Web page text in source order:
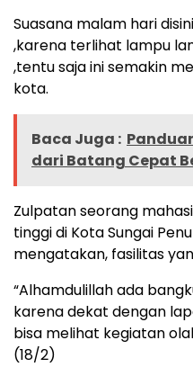
Suasana malam hari
,karena terlihat lampu
,tentu saja ini semakin
kota.
Baca Juga :
dari Batang Cepat
Zulpatan seorang
tinggi di Kota Sungai
mengatakan, fasilitas
“Alhamdulillah ada
karena dekat dengan
bisa melihat kegiatan
(18/2)